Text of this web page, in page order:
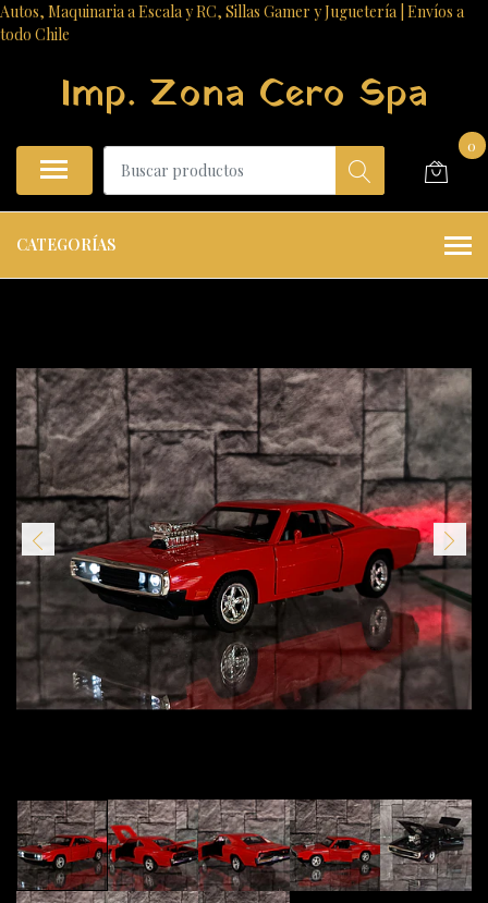
Autos, Maquinaria a Escala y RC, Sillas Gamer y Juguetería | Envíos a
todo Chile
Imp. Zona Cero Spa
0
CATEGORÍAS